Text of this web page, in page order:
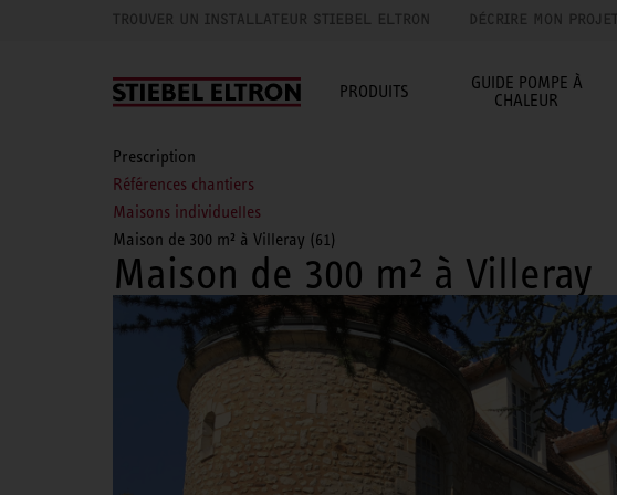
TROUVER UN INSTALLATEUR STIEBEL ELTRON DÉCRIRE MON PROJET
PRODUITS
GUIDE POMPE À
CHALEUR
Prescription
Références chantiers
Maisons individuelles
Maison de 300 m² à Villeray (61)
Maison de 300 m² à Villeray